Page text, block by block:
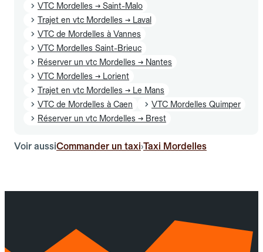
VTC Mordelles → Saint-Malo
Trajet en vtc Mordelles → Laval
VTC de Mordelles à Vannes
VTC Mordelles Saint-Brieuc
Réserver un vtc Mordelles → Nantes
VTC Mordelles → Lorient
Trajet en vtc Mordelles → Le Mans
VTC de Mordelles à Caen
VTC Mordelles Quimper
Réserver un vtc Mordelles → Brest
Voir aussiCommander un taxi›Taxi Mordelles